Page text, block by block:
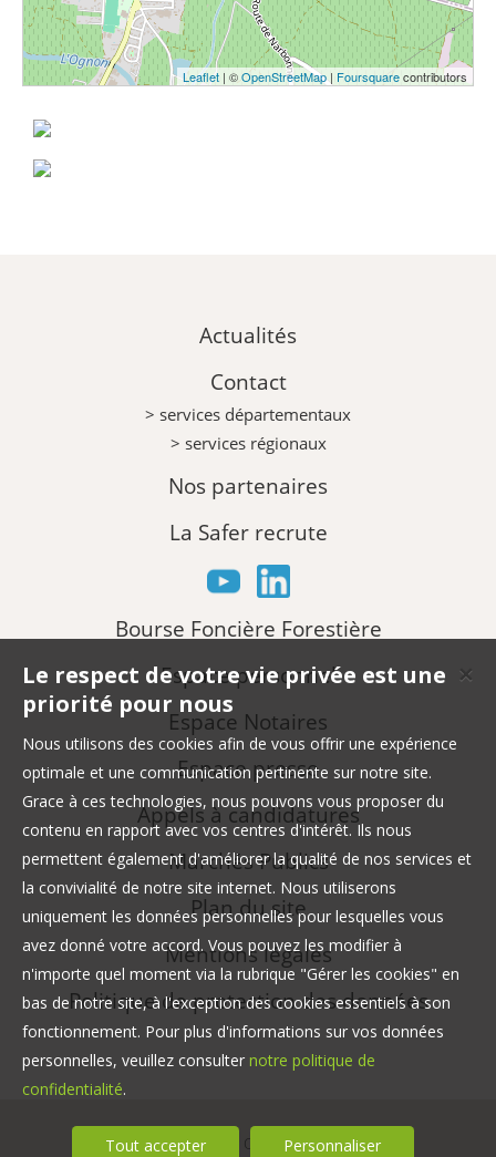
Leaflet | ©OpenStreetMap| Foursquarecontributors
Actualités
Contact
> services départementaux
> services régionaux
Nos partenaires
La Safer recrute
Bourse Foncière Forestière
Espace personnel
Espace Notaires
Espace presse
Appels à candidatures
Marchés Publics
Plan du site
Mentions légales
Politique de protection des données
© Safer Occitanie
✕
Le respect de votre vie privée est une
priorité pour nous
Nous utilisons des cookies afin de vous offrir une expérience
optimale et une communication pertinente sur notre site.
Grace à ces technologies, nous pouvons vous proposer du
contenu en rapport avec vos centres d'intérêt. Ils nous
permettent également d'améliorer la qualité de nos services et
la convivialité de notre site internet. Nous utiliserons
uniquement les données personnelles pour lesquelles vous
avez donné votre accord. Vous pouvez les modifier à
n'importe quel moment via la rubrique "Gérer les cookies" en
bas de notre site, à l'exception des cookies essentiels à son
fonctionnement. Pour plus d'informations sur vos données
personnelles, veuillez consulter notre politique de
confidentialité.
Tout accepter Personnaliser